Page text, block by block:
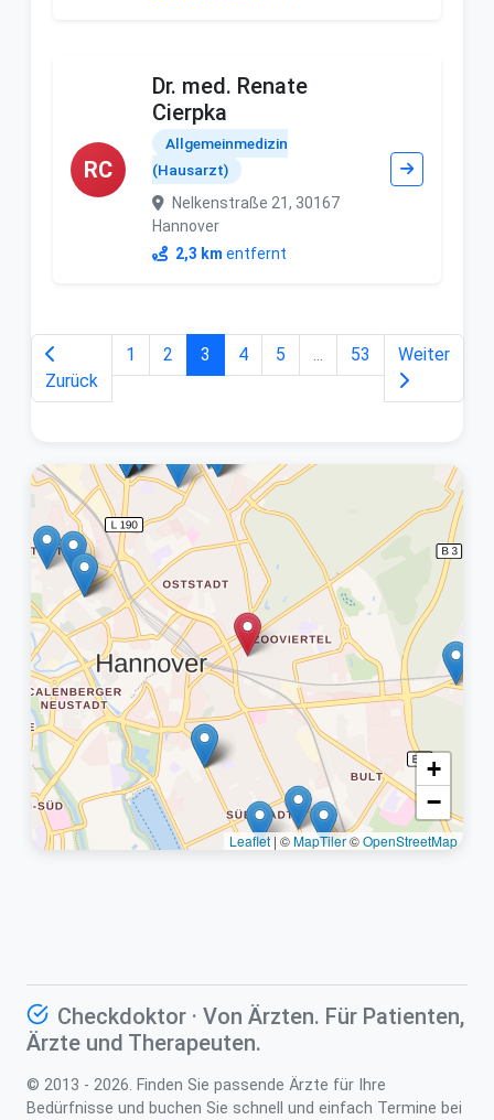
RC
Dr. med. Renate
Cierpka
Allgemeinmedizin
(Hausarzt)
Nelkenstraße 21, 30167
Hannover
2,3 km entfernt
Zurück
1 2 3 4 5 ... 53 Weiter
+
−
Leaflet | ©MapTiler©OpenStreetMap
Checkdoktor · Von Ärzten. Für Patienten,
Ärzte und Therapeuten.
© 2013 - 2026. Finden Sie passende Ärzte für Ihre
Bedürfnisse und buchen Sie schnell und einfach Termine bei